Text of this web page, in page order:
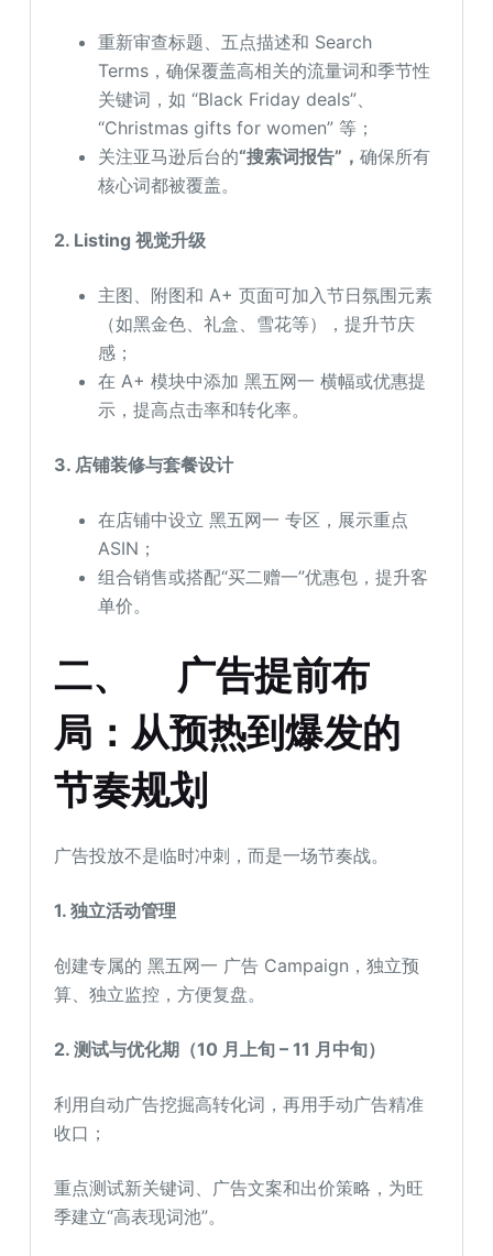
重新审查标题、五点描述和 Search
Terms，确保覆盖高相关的流量词和季节性
关键词，如 “Black Friday deals”、
“Christmas gifts for women” 等；
关注亚马逊后台的“搜索词报告”，确保所有
核心词都被覆盖。
2. Listing 视觉升级
主图、附图和 A+ 页面可加入节日氛围元素
（如黑金色、礼盒、雪花等），提升节庆
感；
在 A+ 模块中添加 黑五网一 横幅或优惠提
示，提高点击率和转化率。
3. 店铺装修与套餐设计
在店铺中设立 黑五网一 专区，展示重点
ASIN；
组合销售或搭配“买二赠一”优惠包，提升客
单价。
二、 广告提前布
局：从预热到爆发的
节奏规划
广告投放不是临时冲刺，而是一场节奏战。
1. 独立活动管理
创建专属的 黑五网一 广告 Campaign，独立预
算、独立监控，方便复盘。
2. 测试与优化期（10 月上旬 – 11 月中旬）
利用自动广告挖掘高转化词，再用手动广告精准
收口；
重点测试新关键词、广告文案和出价策略，为旺
季建立“高表现词池”。